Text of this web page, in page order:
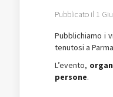
Pubblicato il 1
Pubblichiamo i
tenutosi a
L’evento,
persone.